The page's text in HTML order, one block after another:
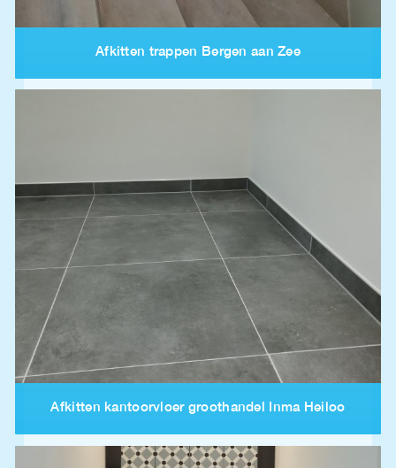
Afkitten trappen Bergen aan Zee
Afkitten kantoorvloer groothandel Inma Heiloo